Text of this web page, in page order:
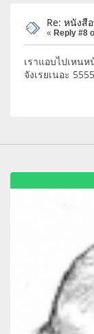
Re: หนังสื
« Reply #8
เราแอบไปเหน
จังเรยเนอะ